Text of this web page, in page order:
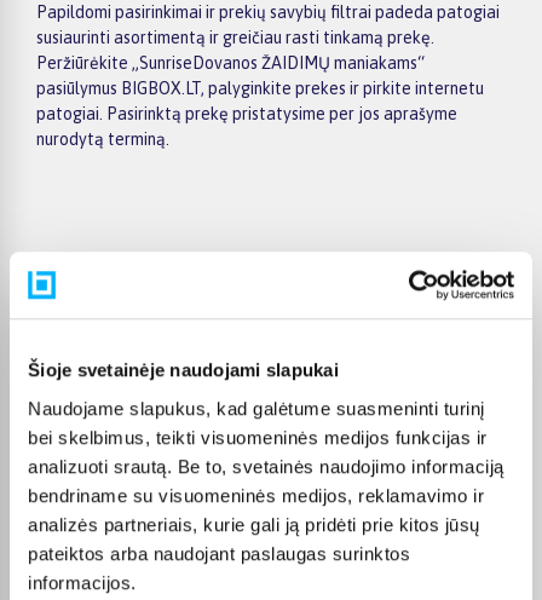
Šioje svetainėje naudojami slapukai
Naudojame slapukus, kad galėtume suasmeninti turinį
bei skelbimus, teikti visuomeninės medijos funkcijas ir
analizuoti srautą. Be to, svetainės naudojimo informaciją
bendriname su visuomeninės medijos, reklamavimo ir
analizės partneriais, kurie gali ją pridėti prie kitos jūsų
pateiktos arba naudojant paslaugas surinktos
informacijos.
Papildomi pasirinkimai ir prekių savybių filtrai padeda patogiai
susiaurinti asortimentą ir greičiau rasti tinkamą prekę.
Peržiūrėkite „SunriseDovanos ŽAIDIMŲ maniakams“
pasiūlymus BIGBOX.LT, palyginkite prekes ir pirkite internetu
patogiai. Pasirinktą prekę pristatysime per jos aprašyme
nurodytą terminą.
Pirkėjų atsiliepimai apie prekes
Patvirtintas pirkėjas
Viskas sklandžiai ir greitai, niekada nenuvilia
Patvirtintas pirkėjas
Prekė gauta pilnos komplektacijos